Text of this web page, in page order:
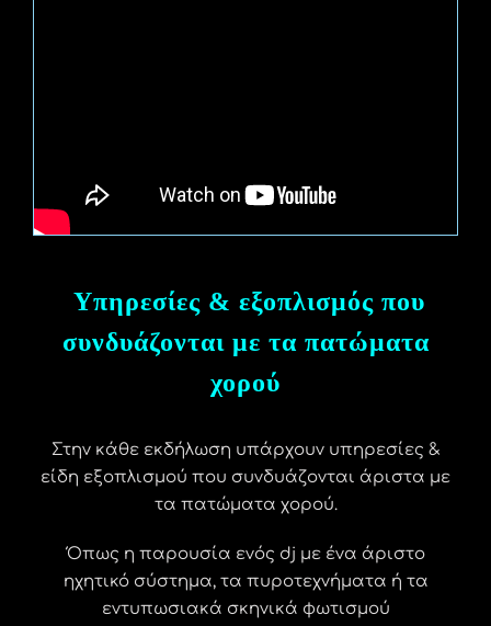
Υπηρεσίες & εξοπλισμός που
συνδυάζονται με τα πατώματα
χορού
Στην κάθε εκδήλωση υπάρχουν υπηρεσίες &
είδη εξοπλισμού που συνδυάζονται άριστα με
τα πατώματα χορού.
Όπως η παρουσία ενός dj με ένα άριστο
ηχητικό σύστημα, τα πυροτεχνήματα ή τα
εντυπωσιακά σκηνικά φωτισμού